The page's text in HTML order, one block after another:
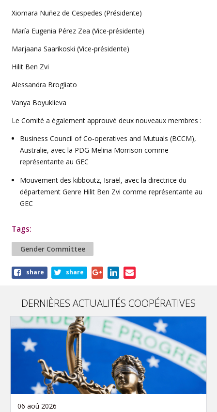
Xiomara Nuñez de Cespedes (Présidente)
María Eugenia Pérez Zea (Vice-présidente)
Marjaana Saarikoski (Vice-présidente)
Hilit Ben Zvi
Alessandra Brogliato
Vanya Boyuklieva
Le Comité a également approuvé deux nouveaux membres :
Business Council of Co-operatives and Mutuals (BCCM),
Australie, avec la PDG Melina Morrison comme
représentante au GEC
Mouvement des kibboutz, Israël, avec la directrice du
département Genre Hilit Ben Zvi comme représentante au
GEC
Tags:
Gender Committee
Shareshare share
DERNIÈRES ACTUALITÉS COOPÉRATIVES
06 aoû 2026